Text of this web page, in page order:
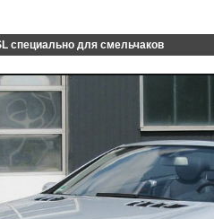
специально для смельчаков